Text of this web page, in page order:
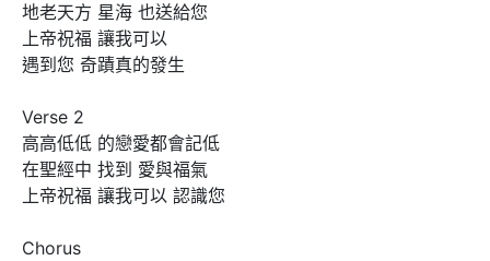
地老天方 星海 也送給您
上帝祝福 讓我可以
遇到您 奇蹟真的發生
Verse 2
高高低低 的戀愛都會記低
在聖經中 找到 愛與福氣
上帝祝福 讓我可以 認識您
Chorus